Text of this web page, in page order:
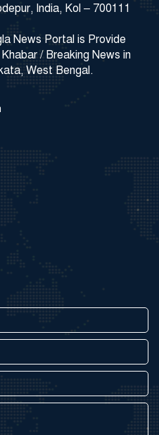
India, Kol – 700111
News Portal is Provide
/ Breaking News in
West Bengal.